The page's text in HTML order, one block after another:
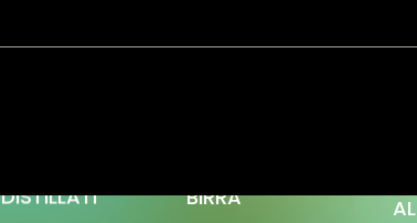
DISTILLATI BIRRA